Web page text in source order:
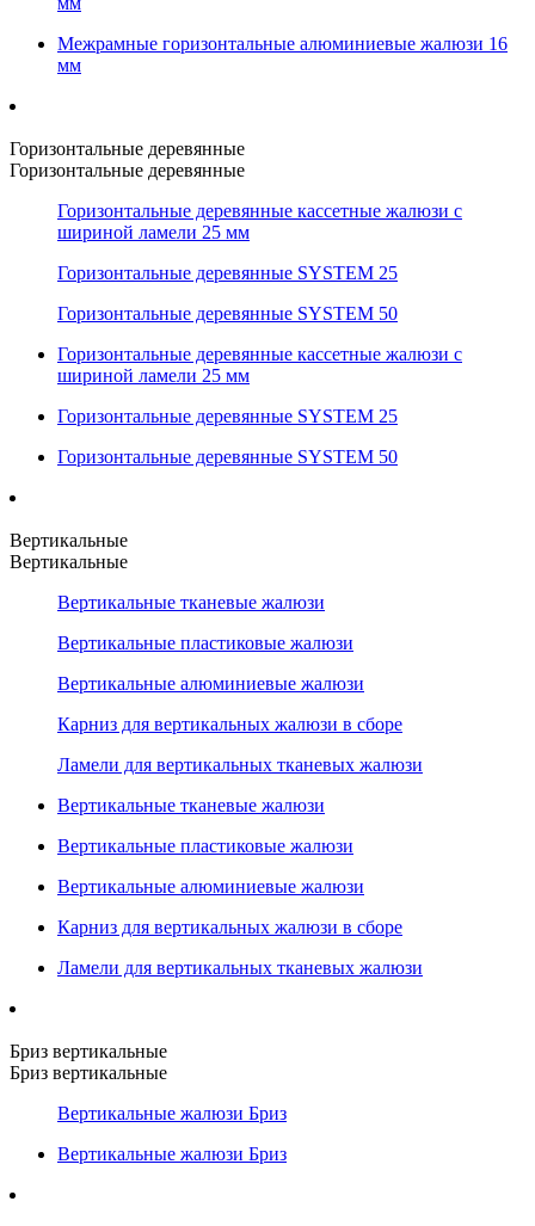
Межрамные горизонтальные алюминиевые жалюзи 16
мм
Горизонтальные деревянные
Горизонтальные деревянные
Горизонтальные деревянные кассетные жалюзи с
шириной ламели 25 мм
Горизонтальные деревянные SYSTEM 25
Горизонтальные деревянные SYSTEM 50
Горизонтальные деревянные кассетные жалюзи с
шириной ламели 25 мм
Горизонтальные деревянные SYSTEM 25
Горизонтальные деревянные SYSTEM 50
Вертикальные
Вертикальные
Вертикальные тканевые жалюзи
Вертикальные пластиковые жалюзи
Вертикальные алюминиевые жалюзи
Карниз для вертикальных жалюзи в сборе
Ламели для вертикальных тканевых жалюзи
Вертикальные тканевые жалюзи
Вертикальные пластиковые жалюзи
Вертикальные алюминиевые жалюзи
Карниз для вертикальных жалюзи в сборе
Ламели для вертикальных тканевых жалюзи
Бриз вертикальные
Бриз вертикальные
Вертикальные жалюзи Бриз
Вертикальные жалюзи Бриз